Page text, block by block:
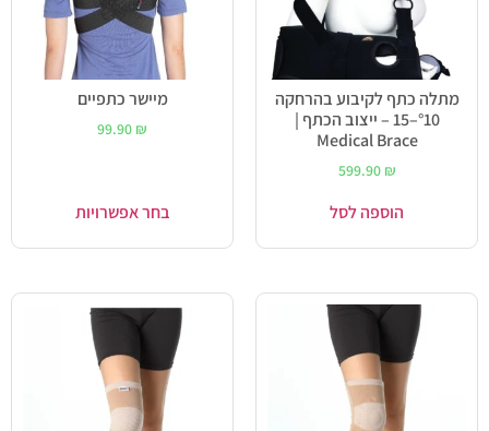
מתלה כתף לקיבוע בהרחקה
°10–15 – ייצוב הכתף |
Medical Brace
599.90 ₪
הוספה לסל
מיישר כתפיים
99.90 ₪
בחר אפשרויות